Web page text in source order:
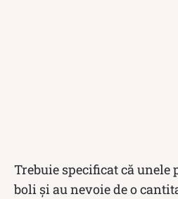
Trebuie specificat că unele
boli și au nevoie de o